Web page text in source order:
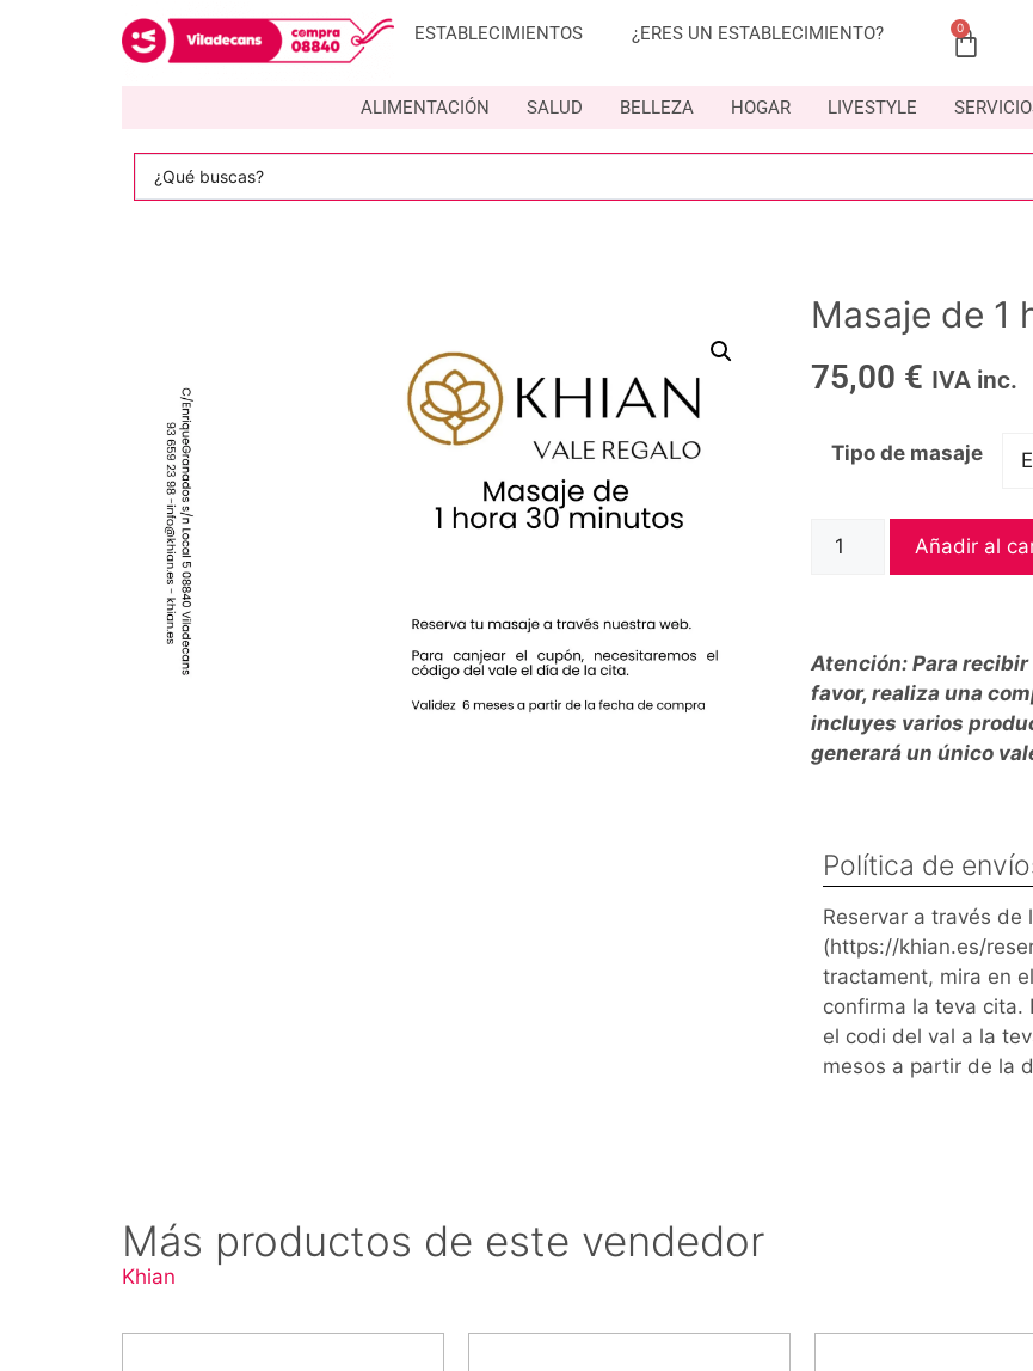
ESTABLECIMIENTOS ¿ERES UN ESTABLECIMIENTO? 0
ALIMENTACIÓN SALUD BELLEZA HOGAR LIVESTYLE
Masaje de 1
75,00 € IVA inc.
Tipo de masaje
Añadir al
Atención: Para
favor, realiza una
incluyes varios
generará un único
Política de
Reservar a través
(https://khian.es/
tractament, mira en
confirma la teva cita.
el codi del val a la
mesos a partir de la
Más productos de este vendedor
Khian